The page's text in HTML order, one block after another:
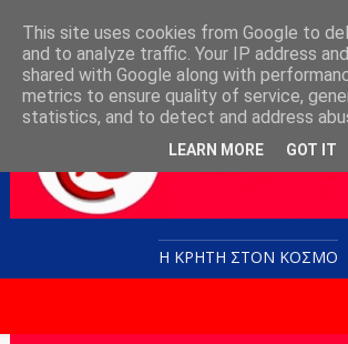
Η ΚΡΗΤΗ ΣΤΟN KOΣΜΟ
This site uses cookies from Google to
and to analyze traffic. Your IP address
shared with Google along with
metrics to ensure quality of service,
statistics, and to detect and address
LEARN MORE GOT IT